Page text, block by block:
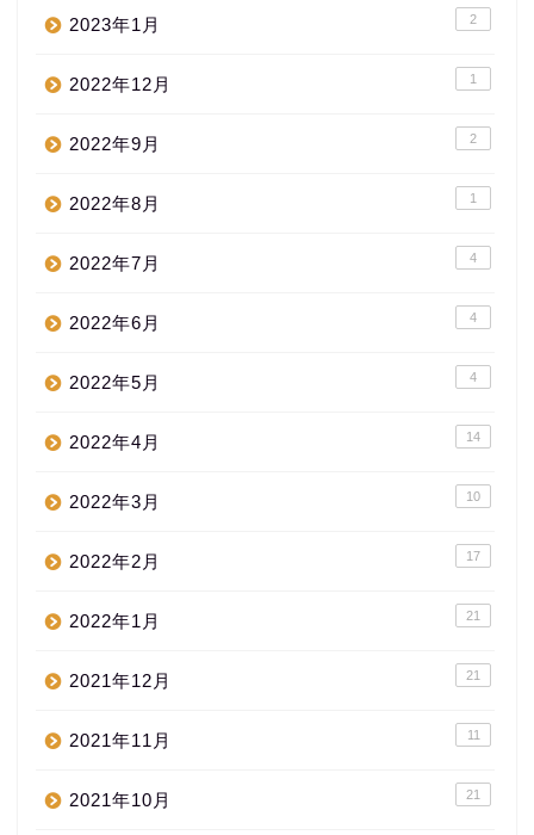
2023年1月 2
2022年12月 1
2022年9月 2
2022年8月 1
2022年7月 4
2022年6月 4
2022年5月 4
2022年4月 14
2022年3月 10
2022年2月 17
2022年1月 21
2021年12月 21
2021年11月 11
2021年10月 21